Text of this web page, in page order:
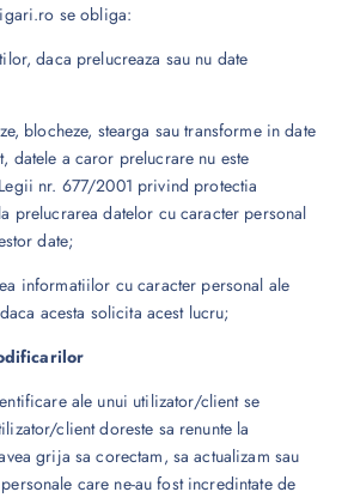
se obliga:
daca prelucreaza sau nu date
blocheze, stearga sau transforme in date
datele a caror prelucrare nu este
nr. 677/2001 privind protectia
prelucrarea datelor cu caracter personal
date;
informatiilor cu caracter personal ale
acesta solicita acest lucru;
ale unui utilizator/client se
client doreste sa renunte la
grija sa corectam, sa actualizam sau
care ne-au fost incredintate de